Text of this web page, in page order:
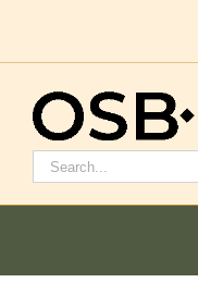
Cerca: